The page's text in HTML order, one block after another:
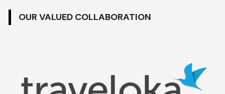
OUR VALUED COLLABORATION